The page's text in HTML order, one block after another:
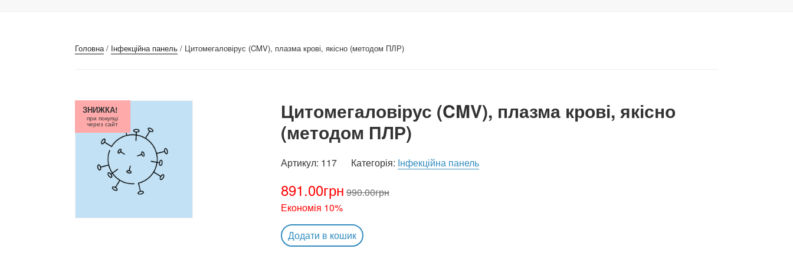
Головна/ Інфекційна панель/ Цитомегаловірус (CMV), плазма крові, якісно (методом ПЛР)
Цитомегаловірус (CMV), плазма крові, якісно
(методом ПЛР)
Артикул: 117 Категорія: Інфекційна панель
891.00грн 990.00грн
Економія 10%
ЗНИЖКА!
при покупці
через сайт
Додати в кошик